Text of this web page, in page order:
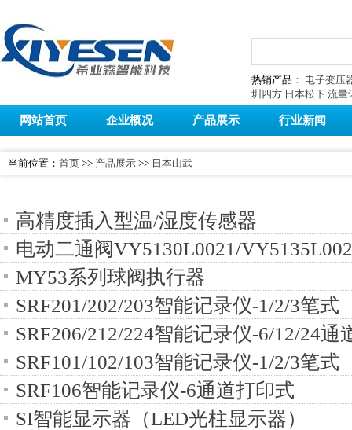
热销产品： 电子变压
圳四方 日本松下 流量
网站首页 企业概况 产品展示 行业新闻
当前位置： 首页 >> 产品展示 >> 日本山武
高精度插入型温/湿度传感器
电动二通阀VY5130L0021/
MY53系列球阀执行器
SRF201/202/203智能记录仪-1/2/3笔式
SRF206/212/224智能记录仪-6/12/24通
SRF101/102/103智能记录仪-1/2/3笔式
SRF106智能记录仪-6通道打印式
SI智能显示器（LED光柱显示器）